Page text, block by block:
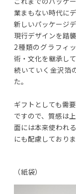
業まもない時代に
新しいパッケージ
現行デザインを踏
2種類のグラフィ
術・文化を継承し
続いていく金沢箔
た。
ギフトとしても需
ですので、質感は
面には本来使われ
にも配慮しておりま
（紙袋）